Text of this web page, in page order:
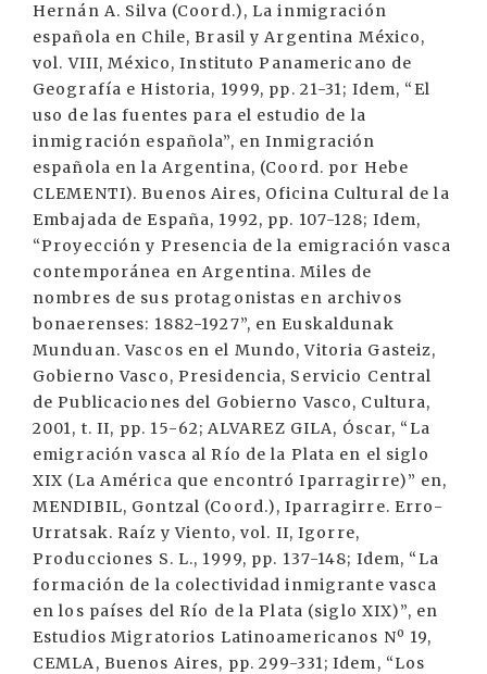
Hernán A. Silva (Coord.), La inmigración
española en Chile, Brasil y Argentina México,
vol. VIII, México, Instituto Panamericano de
Geografía e Historia, 1999, pp. 21-31; Idem, “El
uso de las fuentes para el estudio de la
inmigración española”, en Inmigración
española en la Argentina, (Coord. por Hebe
CLEMENTI). Buenos Aires, Oficina Cultural de la
Embajada de España, 1992, pp. 107-128; Idem,
“Proyección y Presencia de la emigración vasca
contemporánea en Argentina. Miles de
nombres de sus protagonistas en archivos
bonaerenses: 1882-1927”, en Euskaldunak
Munduan. Vascos en el Mundo, Vitoria Gasteiz,
Gobierno Vasco, Presidencia, Servicio Central
de Publicaciones del Gobierno Vasco, Cultura,
2001, t. II, pp. 15-62; ALVAREZ GILA, Óscar, “La
emigración vasca al Río de la Plata en el siglo
XIX (La América que encontró Iparragirre)” en,
MENDIBIL, Gontzal (Coord.), Iparragirre. Erro-
Urratsak. Raíz y Viento, vol. II, Igorre,
Producciones S. L., 1999, pp. 137-148; Idem, “La
formación de la colectividad inmigrante vasca
en los países del Río de la Plata (siglo XIX)”, en
Estudios Migratorios Latinoamericanos Nº 19,
CEMLA, Buenos Aires, pp. 299-331; Idem, “Los